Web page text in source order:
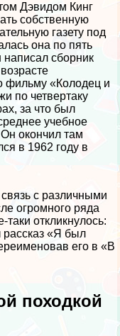
Дэвидом Кинг
собственную
газету под
она по пять
написал сборник
фильму «Колодец и
по четвертаку
за что был
учебное
окончил там
в 1962 году в
с различными
огромного ряда
таки откликнулось:
рассказ «Я был
его в «В
походкой